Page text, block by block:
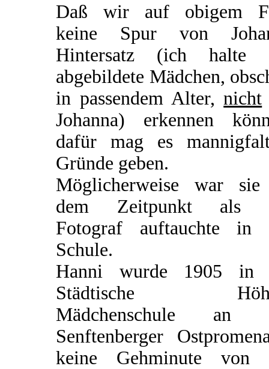
Daß wir auf obigem
keine Spur von
Hintersatz (ich halte
abgebildete Mädchen,
in passendem Alter,nicht
Johanna) erkennen
dafür mag es
Gründe geben.
Möglicherweise war
dem Zeitpunkt als
Fotograf auftauchte in
Schule.
Hanni wurde 1905 in
Städtische
Mädchenschule an
Senftenberger
keine Gehminute von